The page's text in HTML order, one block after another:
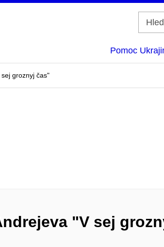
Pomoc
groznyj čas"
"V sej